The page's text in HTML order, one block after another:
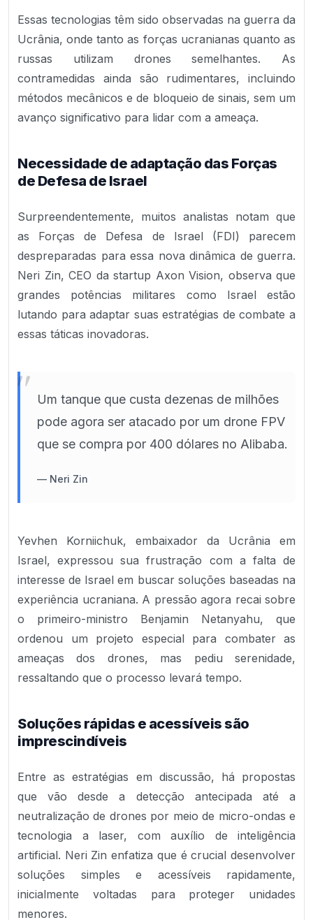
Essas tecnologias têm sido observadas na guerra da
Ucrânia, onde tanto as forças ucranianas quanto as
russas utilizam drones semelhantes. As
contramedidas ainda são rudimentares, incluindo
métodos mecânicos e de bloqueio de sinais, sem um
avanço significativo para lidar com a ameaça.
Necessidade de adaptação das Forças
de Defesa de Israel
Surpreendentemente, muitos analistas notam que
as Forças de Defesa de Israel (FDI) parecem
despreparadas para essa nova dinâmica de guerra.
Neri Zin, CEO da startup Axon Vision, observa que
grandes potências militares como Israel estão
lutando para adaptar suas estratégias de combate a
essas táticas inovadoras.
"
Um tanque que custa dezenas de milhões
pode agora ser atacado por um drone FPV
que se compra por 400 dólares no Alibaba.
— Neri Zin
Yevhen Korniichuk, embaixador da Ucrânia em
Israel, expressou sua frustração com a falta de
interesse de Israel em buscar soluções baseadas na
experiência ucraniana. A pressão agora recai sobre
o primeiro-ministro Benjamin Netanyahu, que
ordenou um projeto especial para combater as
ameaças dos drones, mas pediu serenidade,
ressaltando que o processo levará tempo.
Soluções rápidas e acessíveis são
imprescindíveis
Entre as estratégias em discussão, há propostas
que vão desde a detecção antecipada até a
neutralização de drones por meio de micro-ondas e
tecnologia a laser, com auxílio de inteligência
artificial. Neri Zin enfatiza que é crucial desenvolver
soluções simples e acessíveis rapidamente,
inicialmente voltadas para proteger unidades
menores.